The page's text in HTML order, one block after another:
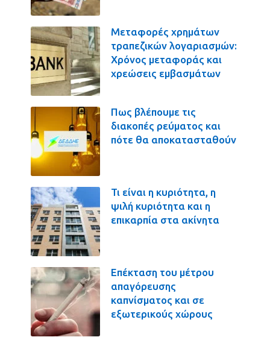
Μεταφορές χρημάτων
τραπεζικών λογαριασμών:
Χρόνος μεταφοράς και
χρεώσεις εμβασμάτων
Πως βλέπουμε τις
διακοπές ρεύματος και
πότε θα αποκατασταθούν
Τι είναι η κυριότητα, η
ψιλή κυριότητα και η
επικαρπία στα ακίνητα
Επέκταση του μέτρου
απαγόρευσης
καπνίσματος και σε
εξωτερικούς χώρους